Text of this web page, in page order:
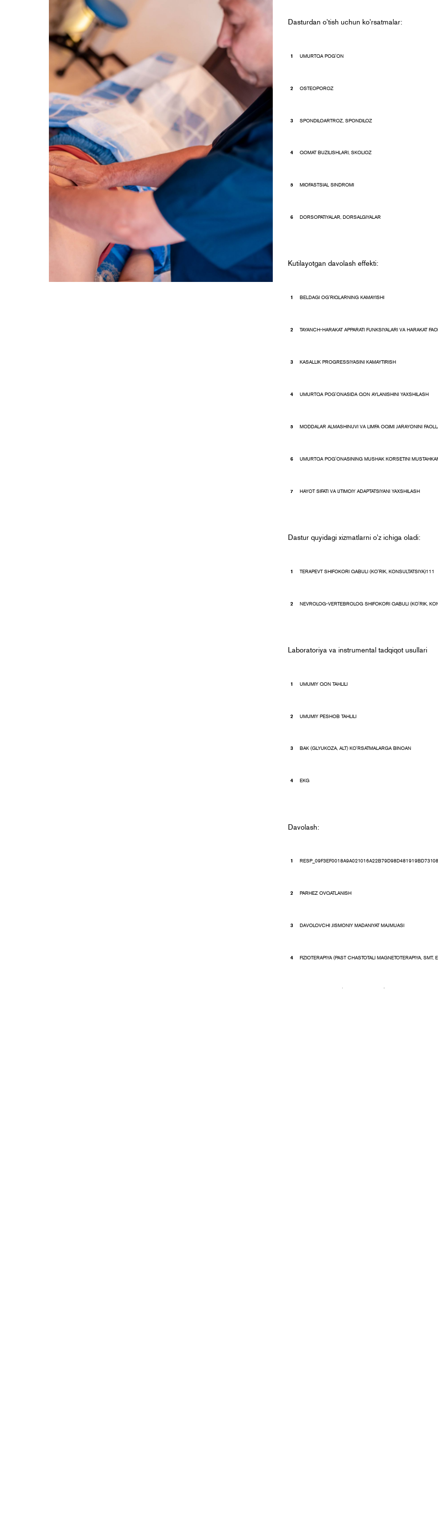
Dasturdan o'tish uchun ko'rsatmalar:
UMURTQA POG'ON
OSTEOPOROZ
SPONDILOARTROZ, SPONDILOZ
QOMAT BUZILISHLARI, SKOLIOZ
MIOFASTSIAL SINDROMI
DORSOPATIYALAR, DORSALGIYALAR
Kutilayotgan davolash effekti:
BELDAGI OG'RIQLARNING KAMAYISHI
TAYANCH-HARAKAT APPARATI FUNKSIYALARI VA HARAKAT
KASALLIK PROGRESSIYASINI KAMAYTIRISH
UMURTQA POG'ONASIDA QON AYLANISHINI YAXSHILASH
MODDALAR ALMASHINUVI VA LIMFA OQIMI JARAYONINI
UMURTQA POG'ONASINING MUSHAK KORSETINI
HAYOT SIFATI VA IJTIMOIY ADAPTATSIYANI YAXSHILASH
Dastur quyidagi xizmatlarni o'z ichiga oladi:
TERAPEVT SHIFOKORI QABULI (KO'RIK, KONSULTATSIYA)111
NEVROLOG-VERTEBROLOG SHIFOKORI QABULI (KO'RIK,
Laboratoriya va instrumental tadqiqot usullari
UMUMIY QON TAHLILI
UMUMIY PESHOB TAHLILI
BAK (GLYUKOZA, ALT) KO'RSATMALARGA BINOAN
EKG
Davolash:
PARHEZ OVQATLANISH
DAVOLOVCHI JISMONIY MADANIYAT MAJMUASI
FIZIOTERAPIYA (PAST CHASTOTALI MAGNETOTERAPIYA,
BALNEOTERAPIYA (SUV OSTIDA CHO'ZISH, SUV OSTI